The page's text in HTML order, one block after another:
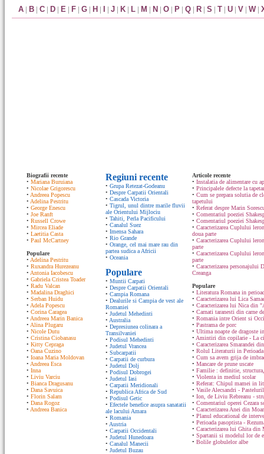
A | B | C | D | E | F | G | H | | J | K | L | M | N | O | P | Q | R | S | T | U | V | W|
Biografii recente
• Mariana Buruiana
• Nicolae Grigorescu
• Andreea Popescu
• Adelina Pestritu
• George Enescu
• Joe Ranft
• Russell Crowe
• Mircea Eliade
• Laetitia Casta
• Paul McCartney
Populare
• Adelina Pestritu
• Ruxandra Hurezeanu
• Antonia Iacobescu
• Gabriela Cristea Toader
• Radu Valcan
• Madalina Draghici
• Serban Huidu
• Adela Popescu
• Corina Caragea
• Andreea Marin Banica
• Alina Plugaru
• Nicole Dutu
• Cristina Ciobanasu
• Kitty Cepraga
• Oana Cuzino
• Ioana Maria Moldovan
• Andreea Esca
• Inna
• Liviu Varciu
• Bianca Dragusanu
• Dana Savuica
• Florin Salam
• Dana Rogoz
• Andreea Banica
Regiuni recente
• Grupa Retezat-Godeanu
• Despre Carpatii Orientali
• Cascada Victoria
• Tigrul, unul dintre marile fluvii
ale Orientului Mijlociu
• Tahiti, Perla Pacificului
• Canalul Suez
• Imensa Sahara
• Rio Grande
• Orange, cel mai mare rau din
partea sudica a Africii
• Oceania
Populare
• Muntii Carpati
• Despre Carpatii Orientali
• Campia Romana
• Dealurile si Campia de vest ale
Romaniei
• Judetul Mehedinti
• Australia
• Depresiunea colinara a
Transilvaniei
• Podisul Mehedinti
• Judetul Vrancea
• Subcarpatii
• Carpatii de curbura
• Judetul Dolj
• Podisul Dobrogei
• Judetul Iasi
• Carpatii Meridionali
• Republica Africa de Sud
• Podisul Getic
• Efectele benefice asupra sanatatii
ale lacului Amara
• Romania
• Austria
• Carpatii Occidentali
• Judetul Hunedoara
• Canalul Manecii
• Judetul Buzau
Articole recente
• Instalatia de alimentare cu
• Principalele defecte la
• Cum se prepara solutia de
tapetului
• Referat despre Marin
• Comentariul poeziei
• Comentariul poeziei
• Caracterizarea Cuplului
doua parte
• Caracterizarea Cuplului
parte
• Caracterizarea Cuplului
parte
• Caracterizarea personajului
Creanga
Populare
• Literatura Romana in
• Caracterizarea lui Lica
• Caracterizarea lui Nica din
• Carnati taranesti din carne
• Romania intre Orient si
• Pastrama de porc
• Ultima noapte de dragoste
• Amintiri din copilarie - La
• Caracterizarea Smarandei
• Rolul Literaturii in Perioada
• Cum sa avem grija de
• Mancare de prune uscate
• Familie : definitie,
• Violenta in mediul scolar
• Referat: Chipul mamei in
• Vasile Alecsandri -
• Ion, de Liviu Rebreanu -
• Comentariul operei Cezara
• Caracterizarea Anei din
• Planul educational de
• Perioada pasoptista -
• Caracterizarea lui Ghita din
• Spartanii si modelul lor de
• Bolile globulelor albe